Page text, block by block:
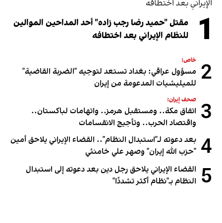
1
مقتل "حميد رضا رجب زاده" أحد المداحين الموالين
للنظام الإيراني بعد اختطافه
2 خاص:
مسؤول عراقي: بغداد تستعد لتوجيه "الضربة القاضية"
للميليشيات المدعومة من إيران
3 صحف إيران:
اتفاق مكة.. ومستقبل هرمز.. واتهامات لباكستان..
واقتصاد الحرب.. وتأجيج الانقسامات
4 بعد دعوته لـ"استبدال النظام".. القضاء الإيراني يلاحق أمين
"حزب الله إيران" وصهر علي خامنئي
5 القضاء الإيراني يلاحق رجل دين بعد دعوته إلى استبدال
النظام بـ"نظام أكثر تشددًا"